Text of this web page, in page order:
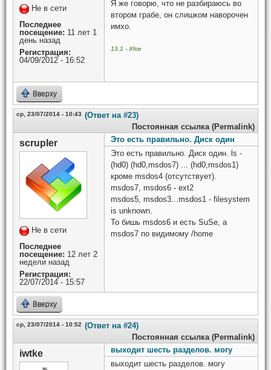
Не в сети
Последнее
посещение: 11 лет 1
день назад
Регистрация:
04/09/2012 - 16:52
Я же говорю, что не разбираюсь во
втором грабе, он слишком наворочен
имхо.
13.1 - Xfce
Вверху
ср, 23/07/2014 - 10:43 (Ответ на #23)
Постоянная ссылка (Permalink)
scrupler
Не в сети
Последнее
посещение: 12 лет 2
недели назад
Регистрация:
22/07/2014 - 15:57
Это есть правильно. Диск один
Это есть правильно. Диск один. ls -
(hd0) (hd0,msdos7) ... (hd0,msdos1)
кроме msdos4 (отсутствует).
msdos7, msdos6 - ext2
msdos5, msdos3...msdos1 - filesystem
is unknown.
То бишь msdos6 и есть SuSe, а
msdos7 по видимому /home
Вверху
ср, 23/07/2014 - 10:52 (Ответ на #24)
Постоянная ссылка (Permalink)
iwtke
выходит шесть разделов. могу
выходит шесть разделов. могу